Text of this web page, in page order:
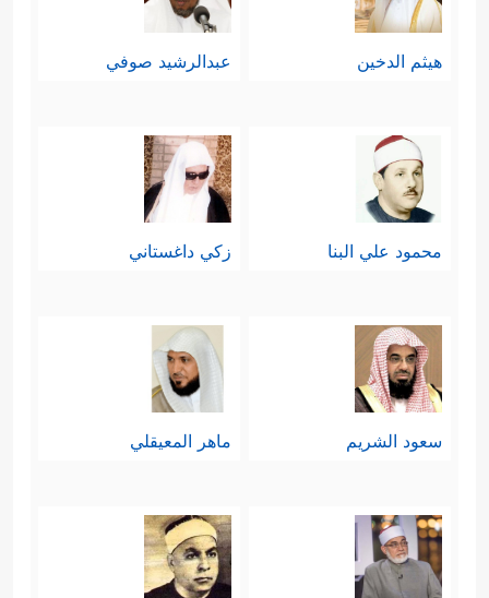
هيثم الدخين عبدالرشيد صوفي
محمود علي البنا زكي داغستاني
سعود الشريم ماهر المعيقلي